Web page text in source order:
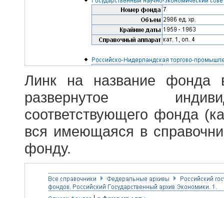
Линк на название фонда
развернутое
соответствующего фонда
вся имеющаяся в
фонду.